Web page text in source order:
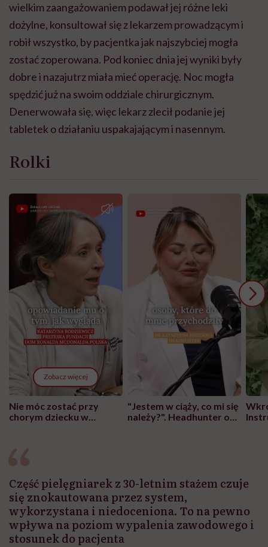
wielkim zaangażowaniem podawał jej różne leki
dożylne, konsultował się z lekarzem prowadzącym i
robił wszystko, by pacjentka jak najszybciej mogła
zostać zoperowana. Pod koniec dnia jej wyniki były
dobre i nazajutrz miała mieć operację. Noc mogła
spędzić już na swoim oddziale chirurgicznym.
Denerwowała się, więc lekarz zlecił podanie jej
tabletek o działaniu uspakajającym i nasennym.
Rolki
Zobacz więcej
Nie móc zostać przy
chorym dziecku w
"Jestem w ciąży, co mi się
należy?". Headhunter o
Część pielęgniarek z 30-letnim stażem czuje
się znokautowana przez system,
wykorzystana i niedoceniona. To na pewno
wpływa na poziom wypalenia zawodowego i
stosunek do pacjenta